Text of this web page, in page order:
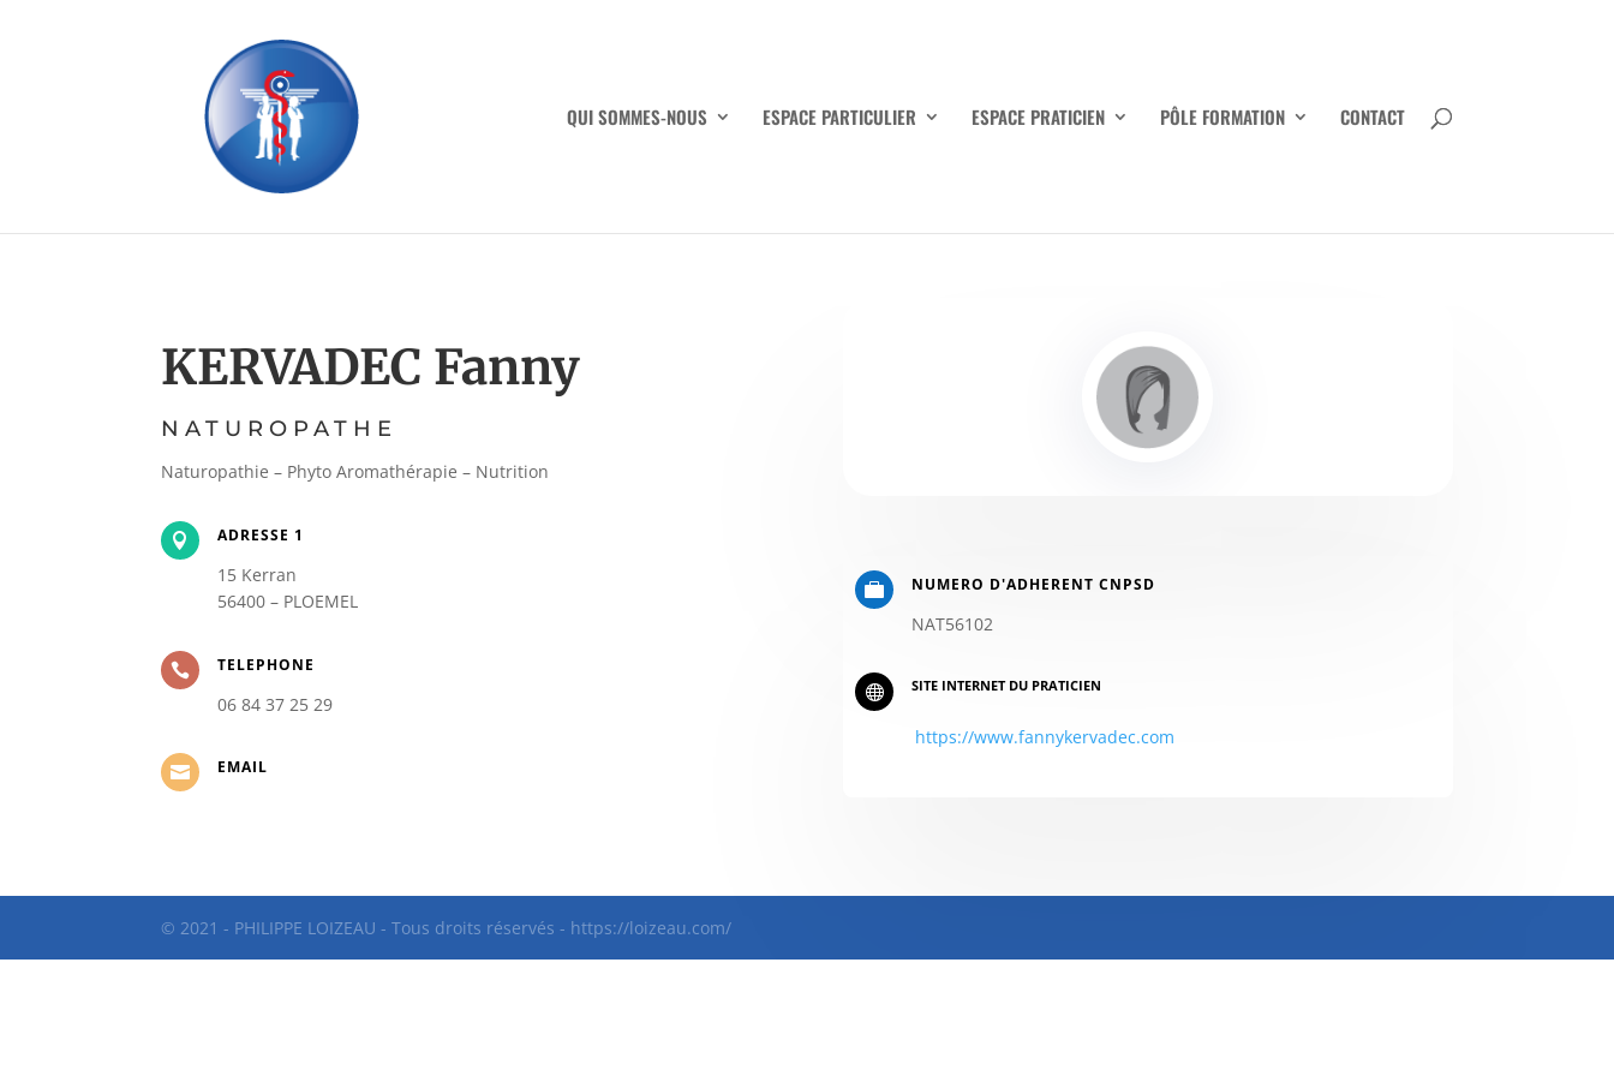
QUI SOMMES-NOUS ESPACE PARTICULIER ESPACE PRATICIEN PÔLE FORMATION CONTACT
KERVADEC Fanny
NATUROPATHE
Naturopathie – Phyto Aromathérapie – Nutrition
 ADRESSE 1
15 Kerran
56400 – PLOEMEL
 TELEPHONE
06 84 37 25 29
 EMAIL
 NUMERO D'ADHERENT CNPSD
NAT56102
 SITE INTERNET DU PRATICIEN
https://www.fannykervadec.com
© 2021 - PHILIPPE LOIZEAU - Tous droits réservés - https://loizeau.com/